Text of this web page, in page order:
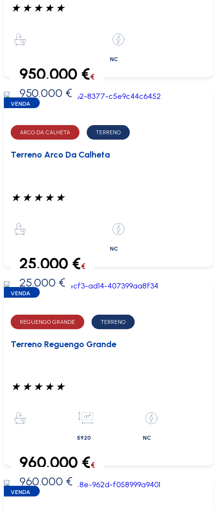
★ ★ ★ ★ ★
NC
0 €
950.000 €€
950.000 €
VENDA
ARCO DA CALHETA TERRENO
Terreno Arco Da Calheta
★ ★ ★ ★ ★
NC
0 €
25.000 €€
25.000 €
VENDA
REGUENGO GRANDE TERRENO
Terreno Reguengo Grande
★ ★ ★ ★ ★
5920 NC
0 €
960.000 €€
960.000 €
VENDA